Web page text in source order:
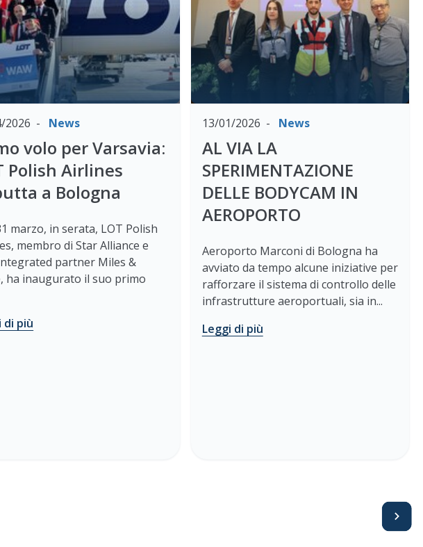
2026 News
volo per Varsavia:
Polish Airlines
a Bologna
marzo, in serata, LOT Polish
membro di Star Alliance e
partner Miles &
ha inaugurato il suo primo
di più
13/01/2026 News
AL VIA LA
SPERIMENTAZIONE
DELLE BODYCAM IN
AEROPORTO
Aeroporto Marconi di Bologna ha
avviato da tempo alcune iniziative per
rafforzare il sistema di controllo delle
infrastrutture aeroportuali, sia in...
Leggi di più
Avanti